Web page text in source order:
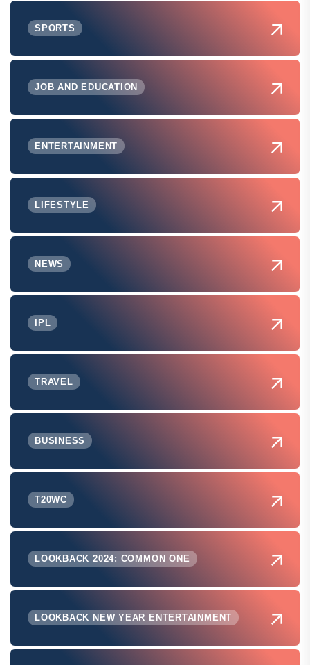
SPORTS
JOB AND EDUCATION
ENTERTAINMENT
LIFESTYLE
NEWS
IPL
TRAVEL
BUSINESS
T20WC
LOOKBACK 2024: COMMON ONE
LOOKBACK NEW YEAR ENTERTAINMENT